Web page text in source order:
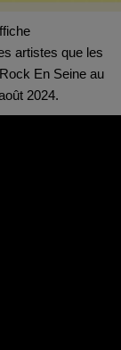
artistes que les
En Seine au
2024.